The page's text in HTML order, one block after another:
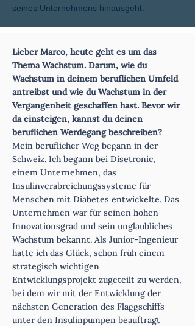
seines Unternehmens hinausgeht.
Lieber Marco, heute geht es um das
Thema Wachstum. Darum, wie du
Wachstum in deinem beruflichen Umfeld
antreibst und wie du Wachstum in der
Vergangenheit geschaffen hast. Bevor wir
da einsteigen, kannst du deinen
beruflichen Werdegang beschreiben?
Mein beruflicher Weg begann in der
Schweiz. Ich begann bei Disetronic,
einem Unternehmen, das
Insulinverabreichungssysteme für
Menschen mit Diabetes entwickelte. Das
Unternehmen war für seinen hohen
Innovationsgrad und sein unglaubliches
Wachstum bekannt. Als Junior-Ingenieur
hatte ich das Glück, schon früh einem
strategisch wichtigen
Entwicklungsprojekt zugeteilt zu werden,
bei dem wir mit der Entwicklung der
nächsten Generation des Flaggschiffs
unter den Insulinpumpen beauftragt